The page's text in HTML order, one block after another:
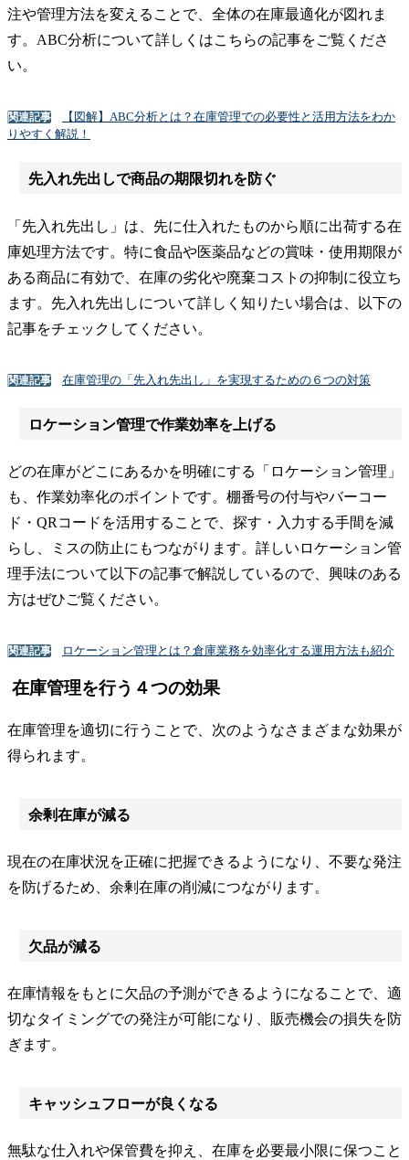
注や管理方法を変えることで、全体の在庫最適化が図れま
す。ABC分析について詳しくはこちらの記事をご覧くださ
い。
関連記事
【図解】ABC分析とは？在庫管理での必要性と活用方法をわか
りやすく解説！
先入れ先出しで商品の期限切れを防ぐ
「先入れ先出し」は、先に仕入れたものから順に出荷する在
庫処理方法です。特に食品や医薬品などの賞味・使用期限が
ある商品に有効で、在庫の劣化や廃棄コストの抑制に役立ち
ます。先入れ先出しについて詳しく知りたい場合は、以下の
記事をチェックしてください。
関連記事 在庫管理の「先入れ先出し」を実現するための６つの対策
ロケーション管理で作業効率を上げる
どの在庫がどこにあるかを明確にする「ロケーション管理」
も、作業効率化のポイントです。棚番号の付与やバーコー
ド・QRコードを活用することで、探す・入力する手間を減
らし、ミスの防止にもつながります。詳しいロケーション管
理手法について以下の記事で解説しているので、興味のある
方はぜひご覧ください。
関連記事 ロケーション管理とは？倉庫業務を効率化する運用方法も紹介
在庫管理を行う４つの効果
在庫管理を適切に行うことで、次のようなさまざまな効果が
得られます。
余剰在庫が減る
現在の在庫状況を正確に把握できるようになり、不要な発注
を防げるため、余剰在庫の削減につながります。
欠品が減る
在庫情報をもとに欠品の予測ができるようになることで、適
切なタイミングでの発注が可能になり、販売機会の損失を防
ぎます。
キャッシュフローが良くなる
無駄な仕入れや保管費を抑え、在庫を必要最小限に保つこと